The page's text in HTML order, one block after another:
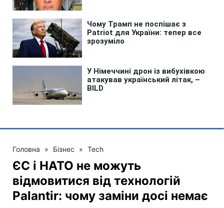
Головна » Бізнес » Tech
ЄС і НАТО не можуть
відмовитися від технологій
Palantir: чому заміни досі немає